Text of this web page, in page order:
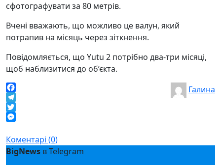
сфотографувати за 80 метрів.
Вчені вважають, що можливо це валун, який
потрапив на місяць через зіткнення.
Повідомляється, що Yutu 2 потрібно два-три місяці,
щоб наблизитися до об’єкта.
Facebook
Telegram
Twitter
Галина
Коментарі (0)
BigNews в Telegram